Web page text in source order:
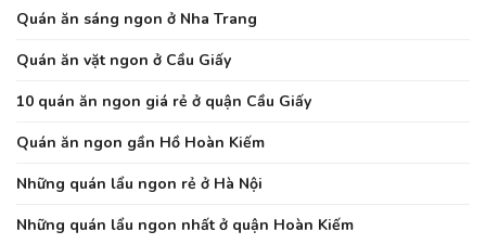
Quán ăn sáng ngon ở Nha Trang
Quán ăn vặt ngon ở Cầu Giấy
10 quán ăn ngon giá rẻ ở quận Cầu Giấy
Quán ăn ngon gần Hồ Hoàn Kiếm
Những quán lẩu ngon rẻ ở Hà Nội
Những quán lẩu ngon nhất ở quận Hoàn Kiếm